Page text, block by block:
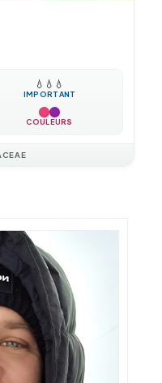
💧 💧 💧
IMPORTANT
COULEURS